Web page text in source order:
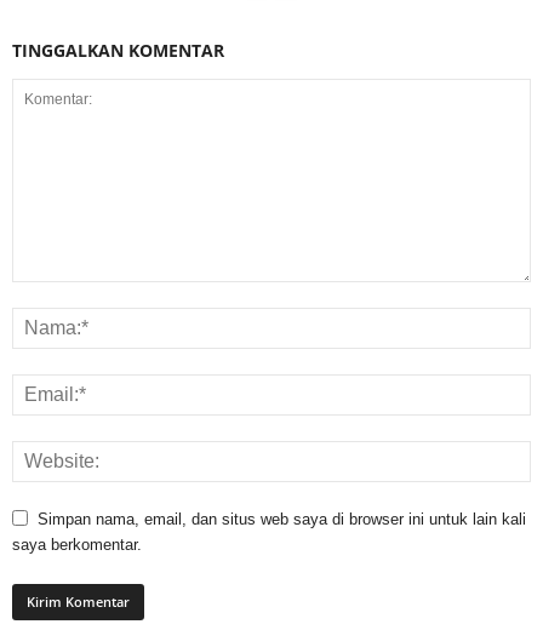
TINGGALKAN KOMENTAR
Simpan nama, email, dan situs web saya di browser ini untuk lain kali
saya berkomentar.